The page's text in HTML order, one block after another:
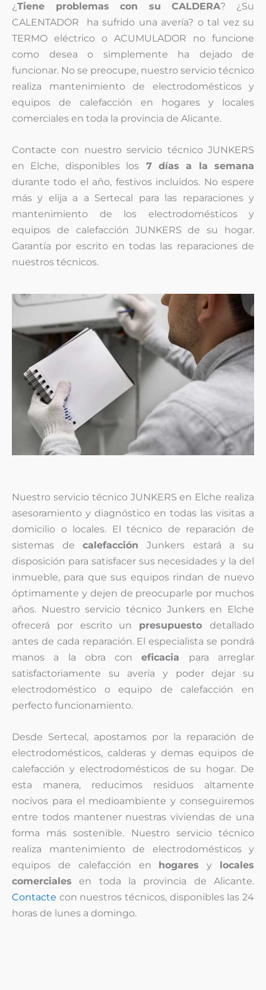
¿Tiene problemas con su CALDERA? ¿Su
CALENTADOR ha sufrido una avería? o tal vez su
TERMO eléctrico o ACUMULADOR no funcione
como desea o simplemente ha dejado de
funcionar. No se preocupe, nuestro servicio técnico
realiza mantenimiento de electrodomésticos y
equipos de calefacción en hogares y locales
comerciales en toda la provincia de Alicante.
Contacte con nuestro servicio técnico JUNKERS
en Elche, disponibles los 7 días a la semana
durante todo el año, festivos incluidos. No espere
más y elija a a Sertecal para las reparaciones y
mantenimiento de los electrodomésticos y
equipos de calefacción JUNKERS de su hogar.
Garantía por escrito en todas las reparaciones de
nuestros técnicos.
Nuestro servicio técnico JUNKERS en Elche realiza
asesoramiento y diagnóstico en todas las visitas a
domicilio o locales. El técnico de reparación de
sistemas decalefacción Junkers estará a su
disposición para satisfacer sus necesidades y la del
inmueble, para que sus equipos rindan de nuevo
óptimamente y dejen de preocuparle por muchos
años. Nuestro servicio técnico Junkers en Elche
ofrecerá por escrito un presupuestodetallado
antes de cada reparación. El especialista se pondrá
manos a la obra coneficacia para arreglar
satisfactoriamente su avería y poder dejar su
electrodoméstico o equipo de calefacción en
perfecto funcionamiento.
Desde Sertecal, apostamos por la reparación de
electrodomésticos, calderas y demas equipos de
calefacción y electrodomésticos de su hogar. De
esta manera, reducimos residuos altamente
nocivos para el medioambiente y conseguiremos
entre todos mantener nuestras viviendas de una
forma más sostenible. Nuestro servicio técnico
realiza mantenimiento de electrodomésticos y
equipos de calefacción en hogares y locales
comerciales en toda la provincia de Alicante.
Contacte con nuestros técnicos, disponibles las 24
horas de lunes a domingo.